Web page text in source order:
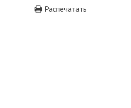
Распечатать